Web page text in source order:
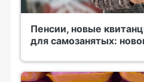
Пенсии, новые
для самозанятых: